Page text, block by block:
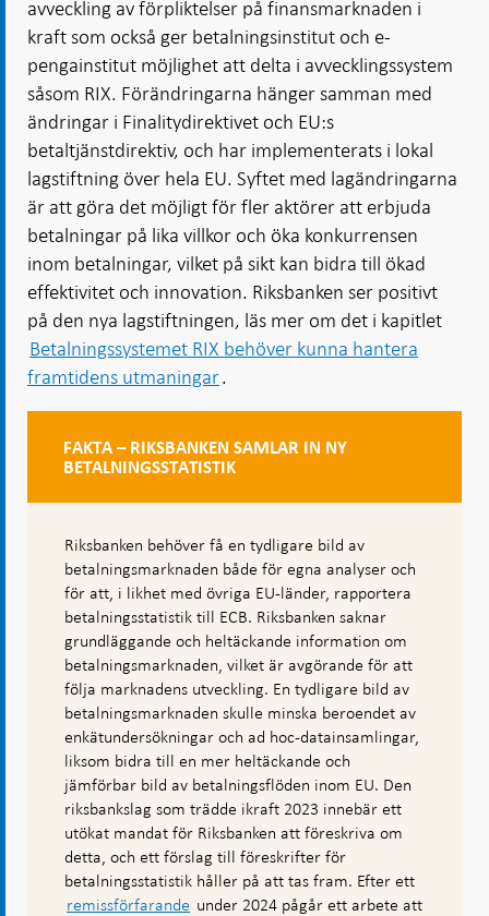
avveckling av förpliktelser på finansmarknaden i
kraft som också ger betalningsinstitut och e-
pengainstitut möjlighet att delta i avvecklingssystem
såsom RIX. Förändringarna hänger samman med
ändringar i Finalitydirektivet och EU:s
betaltjänstdirektiv, och har implementerats i lokal
lagstiftning över hela EU. Syftet med lagändringarna
är att göra det möjligt för fler aktörer att erbjuda
betalningar på lika villkor och öka konkurrensen
inom betalningar, vilket på sikt kan bidra till ökad
effektivitet och innovation. Riksbanken ser positivt
på den nya lagstiftningen, läs mer om det i kapitlet
Betalningssystemet RIX behöver kunna hantera
framtidens utmaningar.
FAKTA – RIKSBANKEN SAMLAR IN NY
BETALNINGSSTATISTIK
Riksbanken behöver få en tydligare bild av
betalningsmarknaden både för egna analyser och
för att, i likhet med övriga EU-länder, rapportera
betalningsstatistik till ECB. Riksbanken saknar
grundläggande och heltäckande information om
betalningsmarknaden, vilket är avgörande för att
följa marknadens utveckling. En tydligare bild av
betalningsmarknaden skulle minska beroendet av
enkätundersökningar och ad hoc-datainsamlingar,
liksom bidra till en mer heltäckande och
jämförbar bild av betalningsflöden inom EU. Den
riksbankslag som trädde ikraft 2023 innebär ett
utökat mandat för Riksbanken att föreskriva om
detta, och ett förslag till föreskrifter för
betalningsstatistik håller på att tas fram. Efter ett
remissförfarande under 2024 pågår ett arbete att